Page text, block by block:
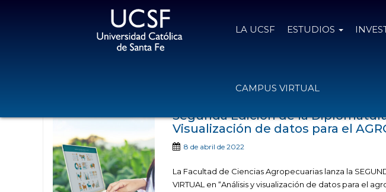
LA UCSF ESTUDIOS
CAMPUS VIRTUAL
Segunda Edición de la
Visualización de datos para el
8 de abril de 2022
La Facultad de Ciencias Agropecuarias lanza la
VIRTUAL en “Análisis y visualización de datos para el